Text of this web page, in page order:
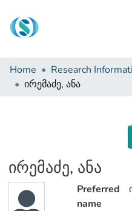
Communities & Collections
Browse
Home Research
ირემაძე, ანა
ირემაძე, ანა
Preferred
name